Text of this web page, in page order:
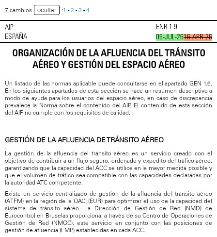
7 cambios ocultar :1 -2 -3 -4
AIP
ESPAÑA
ENR 1.9
09-JUL-2616-APR-26
ORGANIZACIÓN DE LA AFLUENCIA DEL TRÁNSITO
AÉREO Y GESTIÓN DEL ESPACIO AÉREO
Un listado de las normas aplicable puede consultarse en el apartado GEN 1.6.
En los siguientes apartados de esta sección se hace un resumen descriptivo a
modo de ayuda para los usuarios del espacio aéreo, en caso de discrepancia
prevalece la Norma sobre el contenido del AIP. El contenido de esta sección
del AIP no cumple con los requisitos de calidad.
GESTIÓN DE LA AFLUENCIA DE TRÁNSITO AÉREO
La gestión de la afluencia del tránsito aéreo es un servicio creado con el
objetivo de contribuir a un flujo seguro, ordenado y expedito del tráfico aéreo,
garantizando que la capacidad del ACC se utilice en la mayor medida posible y
que el volumen de tráfico sea compatible con las capacidades declaradas por
la autoridad ATC competente.
Existe un servicio centralizado de gestión de la afluencia del tránsito aéreo
(ATFM) en la región de la OACI (EUR) para optimizar el uso de la capacidad del
sistema de tránsito aéreo. La Dirección de Gestión de Red (NMD) de
Eurocontrol en Bruselas proporciona, a través de su Centro de Operaciones de
Gestión de Red (NMOC), este servicio en conjunto con las posiciones de
gestión de afluencia (FMP) establecidas en cada ACC.